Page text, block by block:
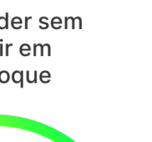
sem
em